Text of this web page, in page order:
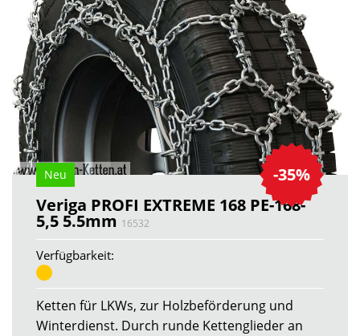
-35%
Neu
Veriga PROFI EXTREME 168 PE-168-
5,5 5.5mm 16532
Verfügbarkeit:
Ketten für LKWs, zur Holzbeförderung und
Winterdienst. Durch runde Kettenglieder an